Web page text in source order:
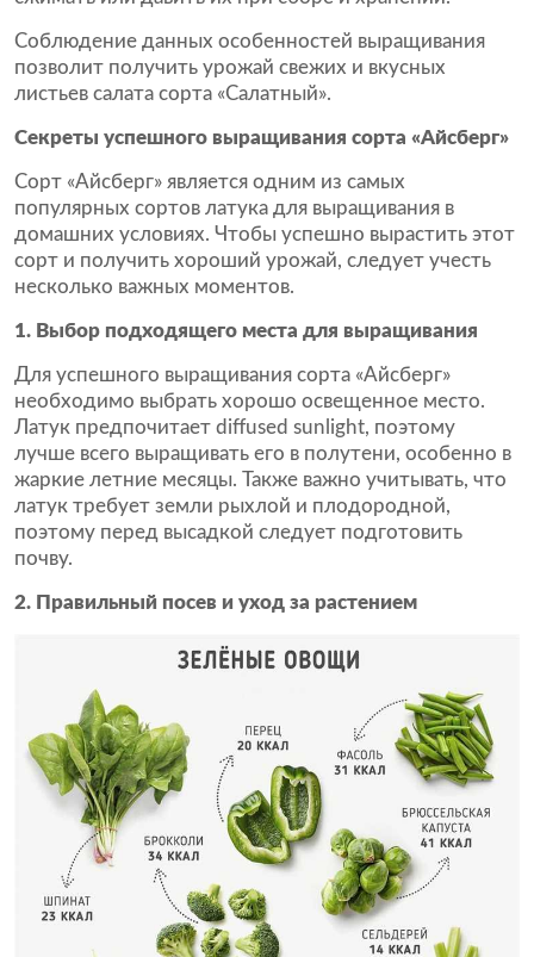
Соблюдение данных особенностей выращивания
позволит получить урожай свежих и вкусных
листьев салата сорта «Салатный».
Секреты успешного выращивания сорта «Айсберг»
Сорт «Айсберг» является одним из самых
популярных сортов латука для выращивания в
домашних условиях. Чтобы успешно вырастить этот
сорт и получить хороший урожай, следует учесть
несколько важных моментов.
1. Выбор подходящего места для выращивания
Для успешного выращивания сорта «Айсберг»
необходимо выбрать хорошо освещенное место.
Латук предпочитает diffused sunlight, поэтому
лучше всего выращивать его в полутени, особенно в
жаркие летние месяцы. Также важно учитывать, что
латук требует земли рыхлой и плодородной,
поэтому перед высадкой следует подготовить
почву.
2. Правильный посев и уход за растением